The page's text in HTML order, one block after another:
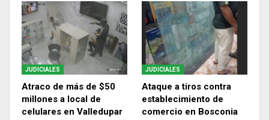
JUDICIALES
Atraco de más de $50
millones a local de
celulares en Valledupar
JUDICIALES
Ataque a tiros contra
establecimiento de
comercio en Bosconia